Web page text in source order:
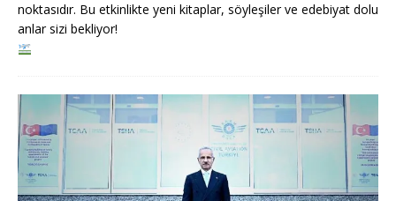
noktasıdır. Bu etkinlikte yeni kitaplar, söyleşiler ve edebiyat dolu
anlar sizi bekliyor!